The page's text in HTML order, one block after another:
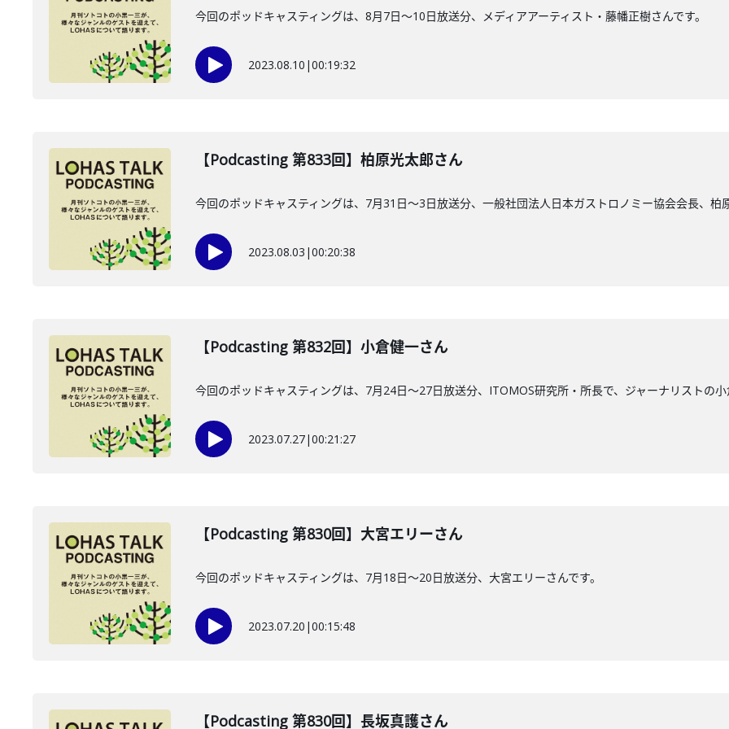
今回のポッドキャスティングは、8月7日〜10日放送分、メディアアーティスト・藤幡正樹さんです。
2023.08.10 |00:19:32
【Podcasting 第833回】柏原光太郎さん
今回のポッドキャスティングは、7月31日〜3日放送分、一般社団法人日本ガストロノミー協会会長、柏
2023.08.03 |00:20:38
【Podcasting 第832回】小倉健一さん
今回のポッドキャスティングは、7月24日〜27日放送分、ITOMOS研究所・所長で、ジャーナリストの
2023.07.27|00:21:27
【Podcasting 第830回】大宮エリーさん
今回のポッドキャスティングは、7月18日〜20日放送分、大宮エリーさんです。
2023.07.20 |00:15:48
【Podcasting 第830回】長坂真護さん